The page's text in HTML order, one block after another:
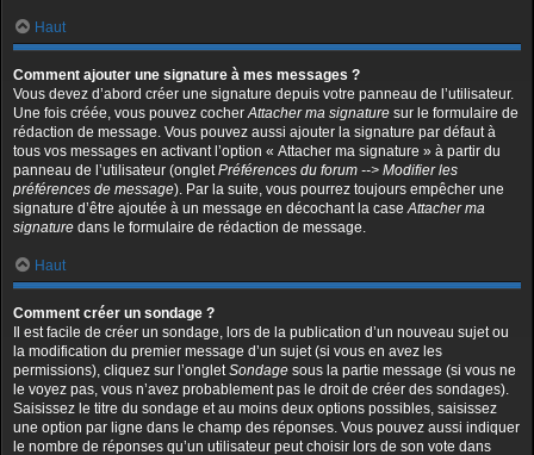
Haut
Comment ajouter une signature à mes messages ?
Vous devez d’abord créer une signature depuis votre panneau de l’utilisateur.
Une fois créée, vous pouvez cocherAttacher ma signature sur le formulaire de
rédaction de message. Vous pouvez aussi ajouter la signature par défaut à
tous vos messages en activant l’option « Attacher ma signature » à partir du
panneau de l’utilisateur (ongletPréférences du forum --> Modifier les
préférences de message). Par la suite, vous pourrez toujours empêcher une
signature d’être ajoutée à un message en décochant la caseAttacher ma
signature dans le formulaire de rédaction de message.
Haut
Comment créer un sondage ?
Il est facile de créer un sondage, lors de la publication d’un nouveau sujet ou
la modification du premier message d’un sujet (si vous en avez les
permissions), cliquez sur l’ongletSondage sous la partie message (si vous ne
le voyez pas, vous n’avez probablement pas le droit de créer des sondages).
Saisissez le titre du sondage et au moins deux options possibles, saisissez
une option par ligne dans le champ des réponses. Vous pouvez aussi indiquer
le nombre de réponses qu’un utilisateur peut choisir lors de son vote dans